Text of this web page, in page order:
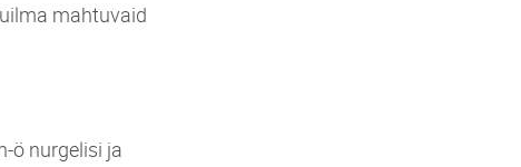
mahtuvaid
ö nurgelisi ja